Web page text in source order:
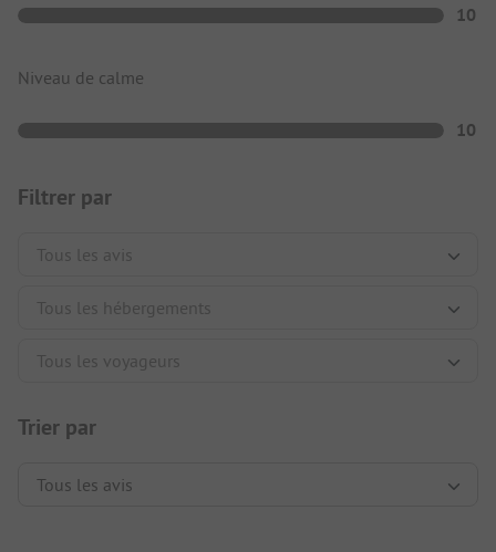
10
Niveau de calme
10
Filtrer par
Trier par